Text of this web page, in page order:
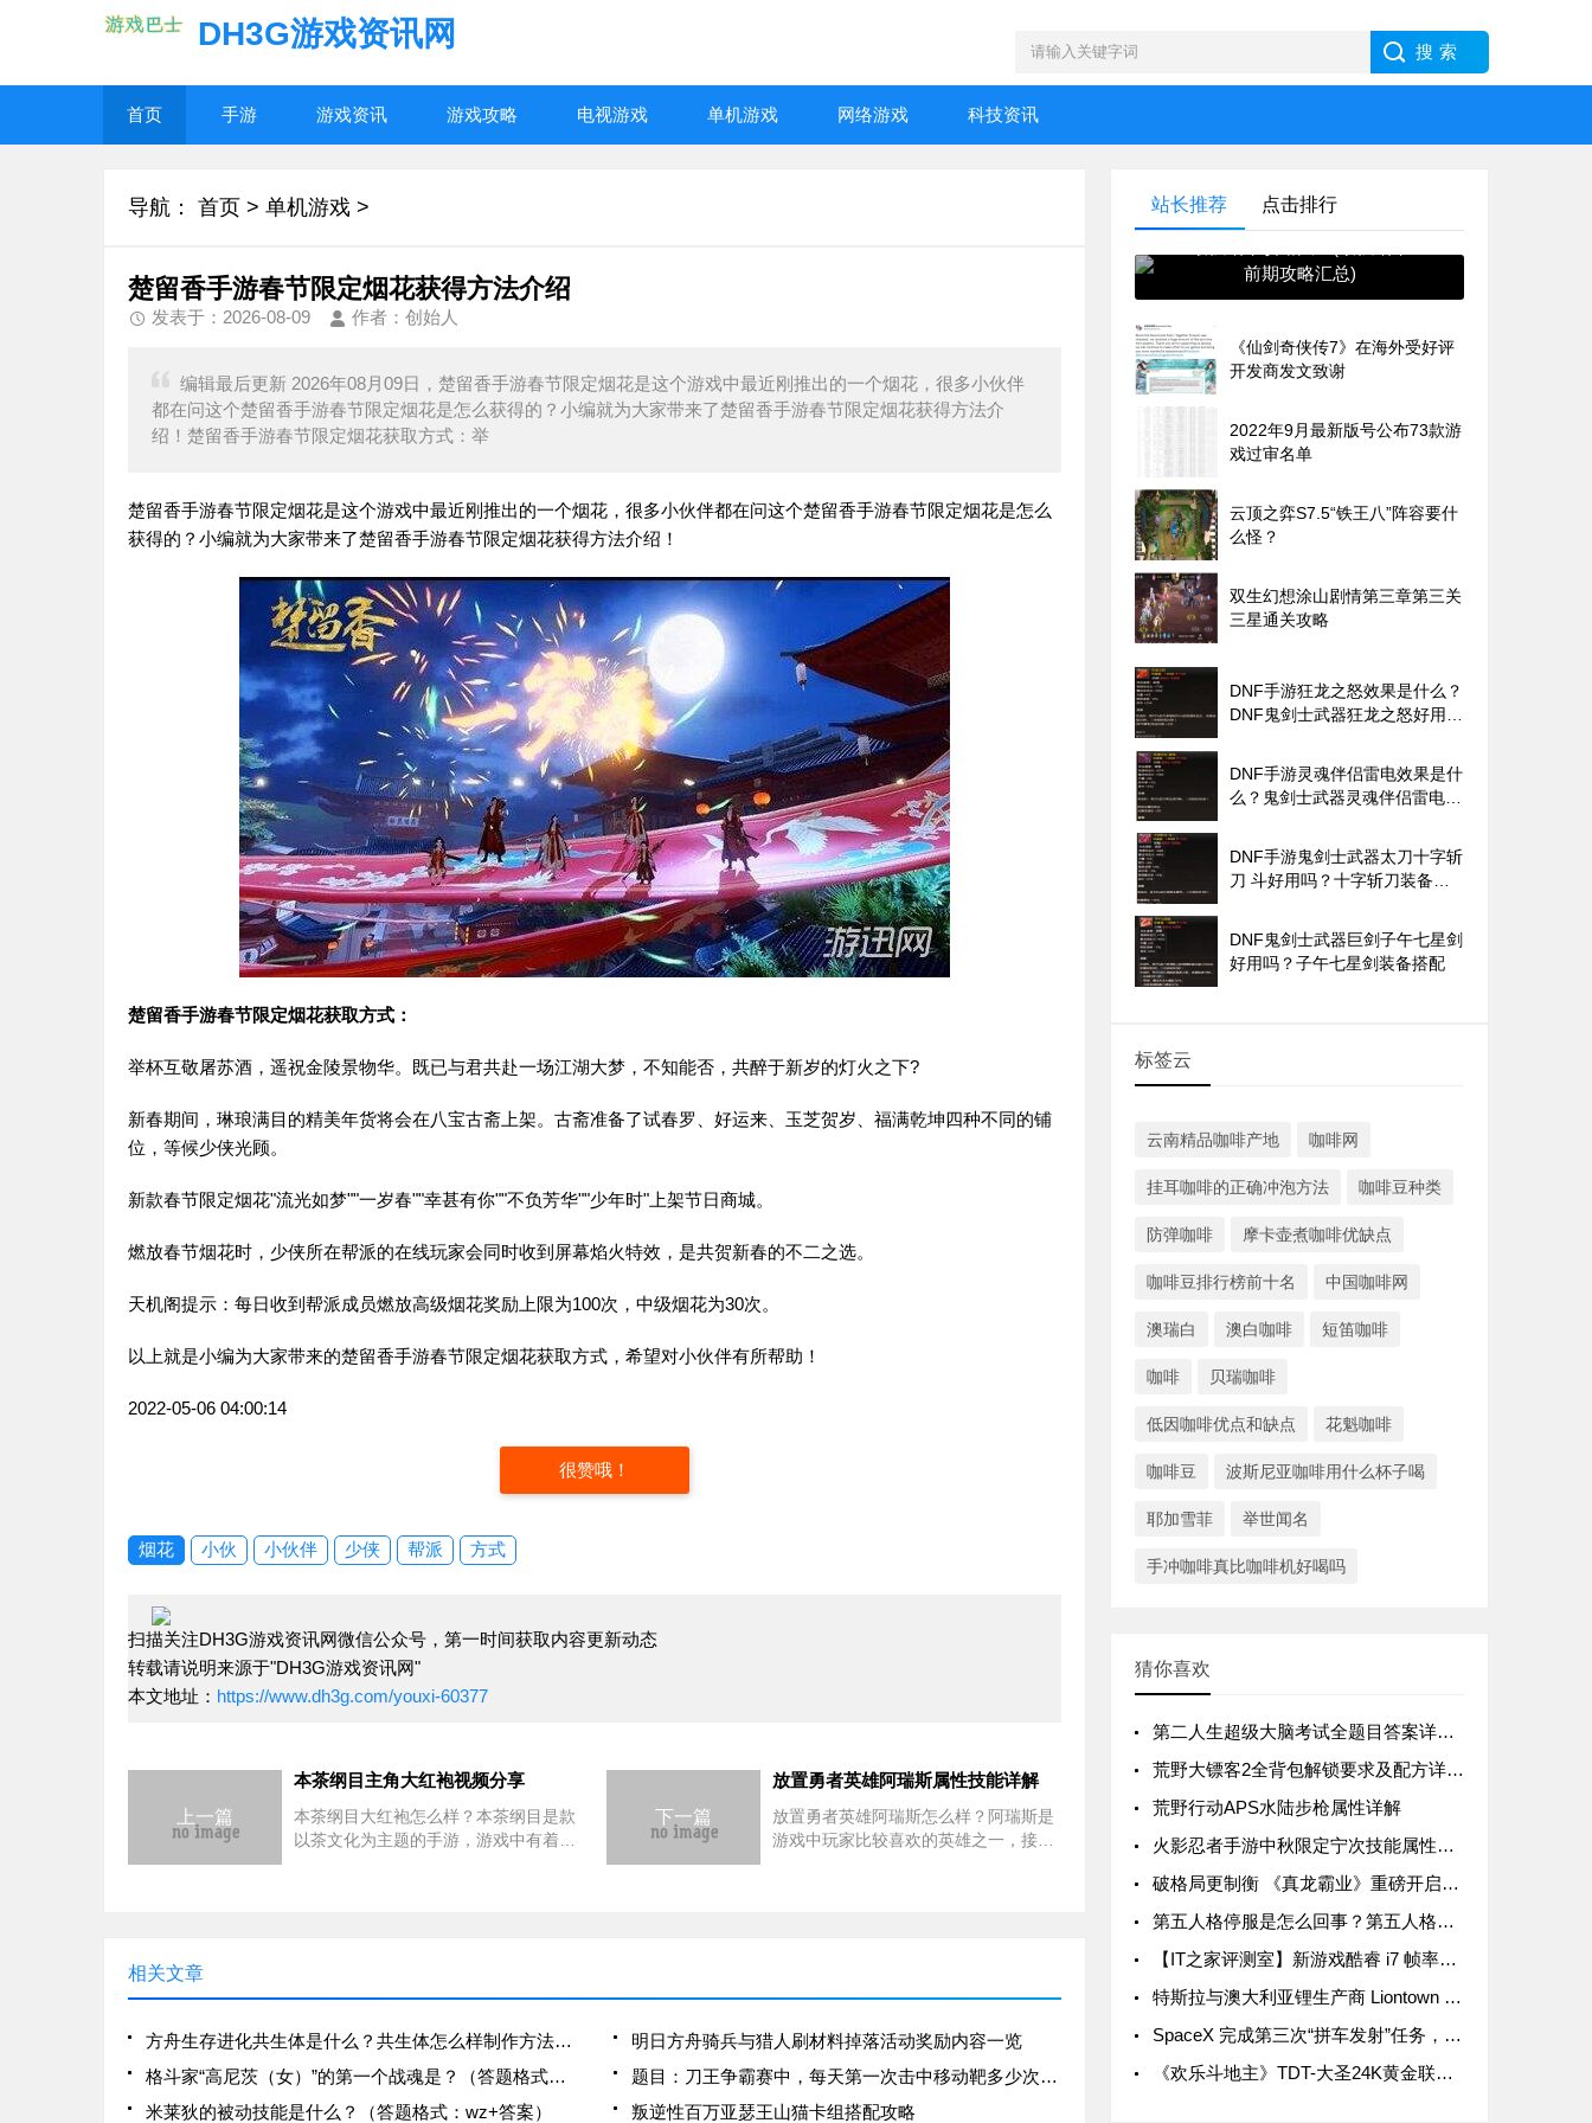
DH3G游戏资讯网
首页 手游 游戏资讯 游戏攻略 电视游戏 单机游戏 网络游戏 科技资讯
导航： 首页 > 单机游戏 >
楚留香手游春节限定烟花获得方法介绍
发表于：2026-08-09 作者：创始人
编辑最后更新 2026年08月09日，楚留香手游春节限定烟花是这个游戏中最近刚推出的一个烟花，很多小伙伴
都在问这个楚留香手游春节限定烟花是怎么获得的？小编就为大家带来了楚留香手游春节限定烟花获得方法介
绍！楚留香手游春节限定烟花获取方式：举
楚留香手游春节限定烟花是这个游戏中最近刚推出的一个烟花，很多小伙伴都在问这个楚留香手游春节限定烟花是怎么
获得的？小编就为大家带来了楚留香手游春节限定烟花获得方法介绍！
楚留香手游春节限定烟花获取方式：
举杯互敬屠苏酒，遥祝金陵景物华。既已与君共赴一场江湖大梦，不知能否，共醉于新岁的灯火之下?
新春期间，琳琅满目的精美年货将会在八宝古斋上架。古斋准备了试春罗、好运来、玉芝贺岁、福满乾坤四种不同的铺
位，等候少侠光顾。
新款春节限定烟花"流光如梦""一岁春""幸甚有你""不负芳华""少年时"上架节日商城。
燃放春节烟花时，少侠所在帮派的在线玩家会同时收到屏幕焰火特效，是共贺新春的不二之选。
天机阁提示：每日收到帮派成员燃放高级烟花奖励上限为100次，中级烟花为30次。
以上就是小编为大家带来的楚留香手游春节限定烟花获取方式，希望对小伙伴有所帮助！
2022-05-06 04:00:14
很赞哦！
烟花 小伙 小伙伴 少侠 帮派 方式
扫描关注DH3G游戏资讯网微信公众号，第一时间获取内容更新动态
转载请说明来源于"DH3G游戏资讯网"
本文地址： https://www.dh3g.com/youxi-60377
上一篇
本茶纲目主角大红袍视频分享
本茶纲目大红袍怎么样？本茶纲目是款
以茶文化为主题的手游，游戏中有着各
下一篇
放置勇者英雄阿瑞斯属性技能详解
放置勇者英雄阿瑞斯怎么样？阿瑞斯是
游戏中玩家比较喜欢的英雄之一，接下
相关文章
方舟生存进化共生体是什么？共生体怎么样制作方法介绍
明日方舟骑兵与猎人刷材料掉落活动奖励内容一览
格斗家“高尼茨（女）”的第一个战魂是？（答题格式：kof+答案）
题目：刀王争霸赛中，每天第一次击中移动靶多少次就能获得当日奖励？（答题格式：cf+答案）
米莱狄的被动技能是什么？（答题格式：wz+答案）
叛逆性百万亚瑟王山猫卡组搭配攻略
站长推荐 点击排行
前期攻略汇总)
《仙剑奇侠传7》在海外受好评
开发商发文致谢
2022年9月最新版号公布73款游
戏过审名单
云顶之弈S7.5“铁王八”阵容要什
么怪？
双生幻想涂山剧情第三章第三关
三星通关攻略
DNF手游狂龙之怒效果是什么？
DNF鬼剑士武器狂龙之怒好用
DNF手游灵魂伴侣雷电效果是什
么？鬼剑士武器灵魂伴侣雷电好
DNF手游鬼剑士武器太刀十字斩
刀 斗好用吗？十字斩刀装备搭
DNF鬼剑士武器巨剑子午七星剑
好用吗？子午七星剑装备搭配
标签云
云南精品咖啡产地 咖啡网
挂耳咖啡的正确冲泡方法 咖啡豆种类
防弹咖啡 摩卡壶煮咖啡优缺点
咖啡豆排行榜前十名 中国咖啡网
澳瑞白 澳白咖啡 短笛咖啡
咖啡 贝瑞咖啡
低因咖啡优点和缺点 花魁咖啡
咖啡豆 波斯尼亚咖啡用什么杯子喝
耶加雪菲 举世闻名
手冲咖啡真比咖啡机好喝吗
猜你喜欢
第二人生超级大脑考试全题目答案详解汇总
荒野大镖客2全背包解锁要求及配方详解汇总
荒野行动APS水陆步枪属性详解
火影忍者手游中秋限定宁次技能属性详解
破格局更制衡 《真龙霸业》重磅开启SLG3.0时代
第五人格停服是怎么回事？第五人格停服公告一览
【IT之家评测室】新游戏酷睿 i7 帧率领先 15%，拯救者 Y9000P 与 R9000P 进一步拉开差距
特斯拉与澳大利亚锂生产商 Liontown Resources 签署五年协议，后者股价暴涨近 20%
SpaceX 完成第三次“拼车发射”任务，送 105 颗微型卫星入轨
《欢乐斗地主》TDT-大圣24K黄金联赛首轮周赛战罢 关注大圣Live抢互动豪礼！